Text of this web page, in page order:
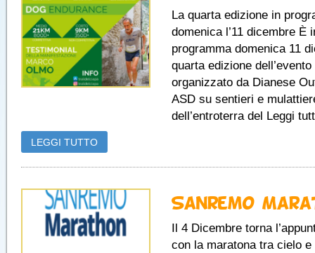
La quarta edizione in
domenica l’11 dicembre È
programma domenica 11
quarta edizione dell’evento
organizzato da Dianese
ASD su sentieri e
dell’entroterra del Leggi
LEGGI TUTTO
Sanremo
Il 4 Dicembre torna
con la maratona tra cielo e